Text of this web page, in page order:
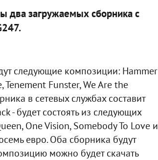
два загружаемых сборника с
следующие композиции: Hammer
Tenement Funster, We Are the
в сетевых службах составит
- будет состоять из следующих
One Vision, Somebody To Love и
евро. Оба сборника будут
можно будет скачать